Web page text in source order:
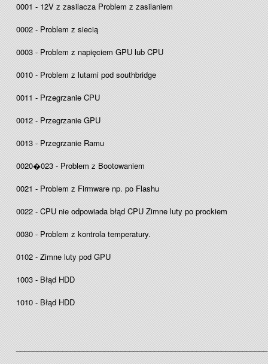
0001 - 12V z zasilacza Problem z zasilaniem
0002 - Problem z siecią
0003 - Problem z napięciem GPU lub CPU
0010 - Problem z lutami pod southbridge
0011 - Przegrzanie CPU
0012 - Przegrzanie GPU
0013 - Przegrzanie Ramu
0020�023 - Problem z Bootowaniem
0021 - Problem z Firmware np. po Flashu
0022 - CPU nie odpowiada błąd CPU Zimne luty po prockiem
0030 - Problem z kontrola temperatury.
0102 - Zimne luty pod GPU
1003 - Błąd HDD
1010 - Błąd HDD
____________________________________________________________